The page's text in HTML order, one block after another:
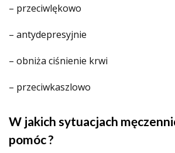
– przeciwlękowo
– antydepresyjnie
– obniża ciśnienie krwi
– przeciwkaszlowo
W jakich sytuacjach
pomóc ?